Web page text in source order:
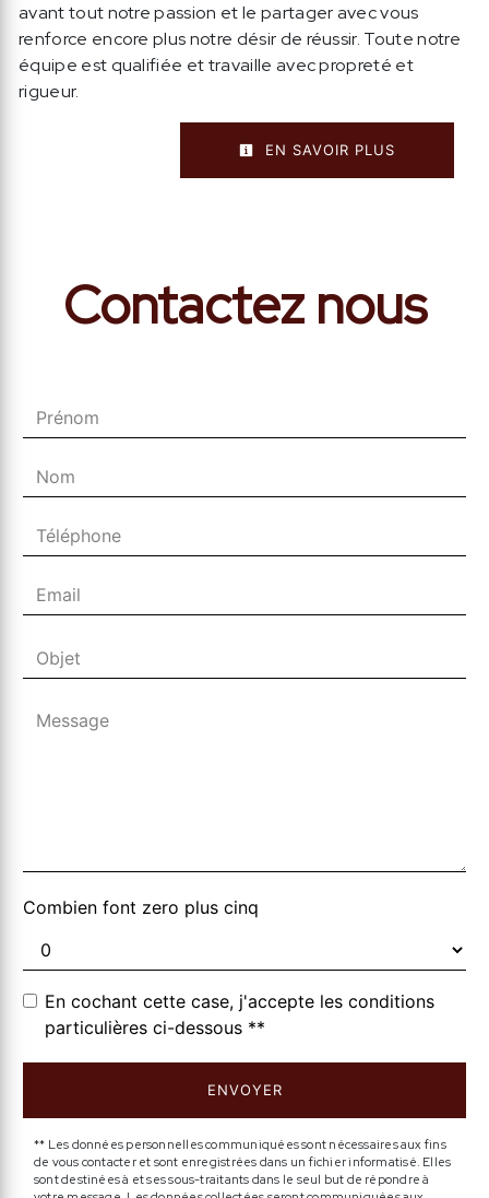
avant tout notre passion et le partager avec vous
renforce encore plus notre désir de réussir. Toute notre
équipe est qualifiée et travaille avec propreté et
rigueur.
EN SAVOIR PLUS
Contactez nous
Combien font zero plus cinq
En cochant cette case, j'accepte les conditions
particulières ci-dessous **
ENVOYER
** Les données personnelles communiquées sont nécessaires aux fins
de vous contacter et sont enregistrées dans un fichier informatisé. Elles
sont destinées à et ses sous-traitants dans le seul but de répondre à